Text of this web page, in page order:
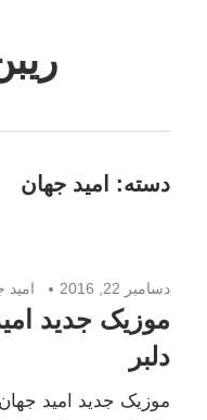
mp3
دسته: امید جهان
دسامبر 22, 2016 امید
موزیک جدید
دلبر
موزیک جدید امید